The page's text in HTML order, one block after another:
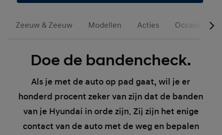
Zeeuw & Zeeuw Modellen Acties Occasions
Doe de bandencheck.
Als je met de auto op pad gaat, wil je er
honderd procent zeker van zijn dat de banden
van je Hyundai in orde zijn. Zij zijn het enige
contact van de auto met de weg en bepalen